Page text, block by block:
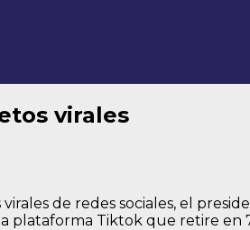
virales
de redes sociales, el
plataforma Tiktok que retire en